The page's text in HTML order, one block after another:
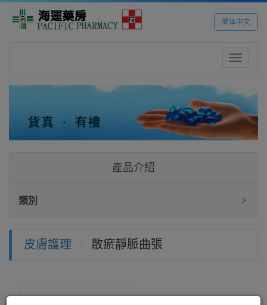
简体中文
Toggle
產品介紹
類別
皮膚護理 散瘀靜脈曲張